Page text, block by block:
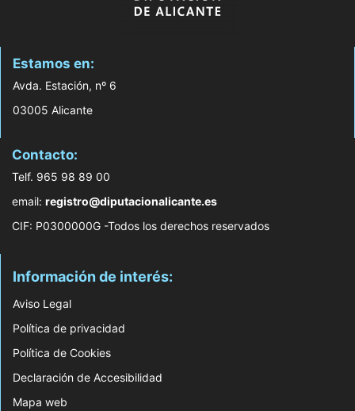
Estamos en:
Avda. Estación, nº 6
03005 Alicante
Contacto:
Telf. 965 98 89 00
email: registro@diputacionalicante.es
CIF: P0300000G -Todos los derechos reservados
Información de interés:
Aviso Legal
Política de privacidad
Política de Cookies
Declaración de Accesibilidad
Mapa web